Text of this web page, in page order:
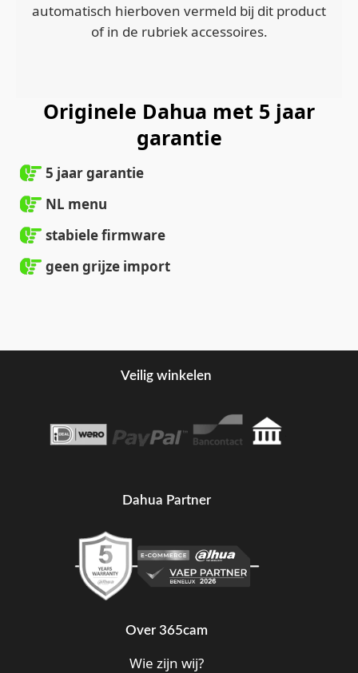
automatisch hierboven vermeld bij dit product
of in de rubriek accessoires.
Originele Dahua met 5 jaar
garantie
5 jaar garantie
NL menu
stabiele firmware
geen grijze import
Veilig winkelen
Dahua Partner
Over 365cam
Wie zijn wij?